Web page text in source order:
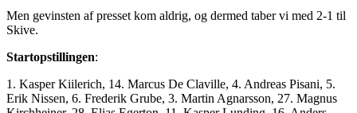
Men gevinsten af presset kom aldrig, og dermed taber vi med 2-1 til
Skive.
Startopstillingen:
1. Kasper Kiilerich, 14. Marcus De Claville, 4. Andreas Pisani, 5.
Erik Nissen, 6. Frederik Grube, 3. Martin Agnarsson, 27. Magnus